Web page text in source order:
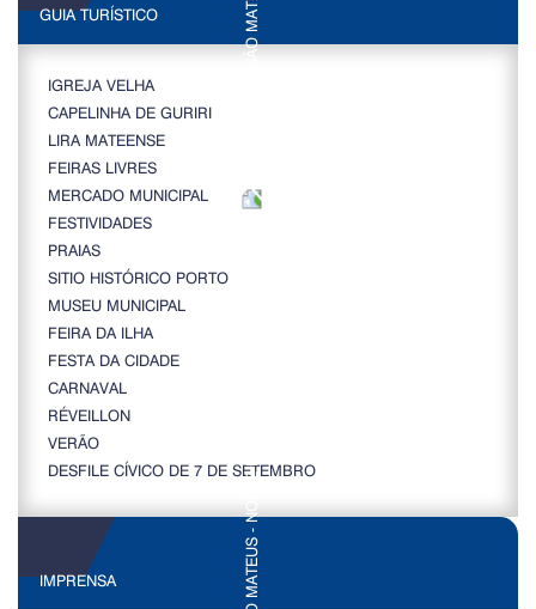
GUIA TURÍSTICO
IGREJA VELHA
CAPELINHA DE GURIRI
LIRA MATEENSE
FEIRAS LIVRES
MERCADO MUNICIPAL
FESTIVIDADES
PRAIAS
SITIO HISTÓRICO PORTO
MUSEU MUNICIPAL
FEIRA DA ILHA
FESTA DA CIDADE
CARNAVAL
RÉVEILLON
VERÃO
DESFILE CÍVICO DE 7 DE SETEMBRO
IMPRENSA